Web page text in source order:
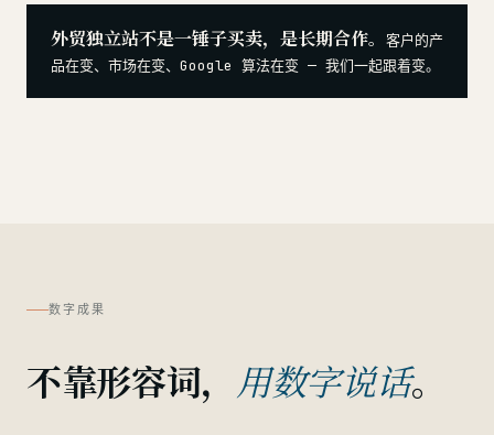
外贸独立站不是一锤子买卖，是长期合作。 客户的产
品在变、市场在变、Google 算法在变 — 我们一起跟着变。
数字成果
不靠形容词， 用数字说话。